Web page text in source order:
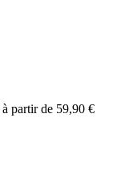
à partir de 59,90 €